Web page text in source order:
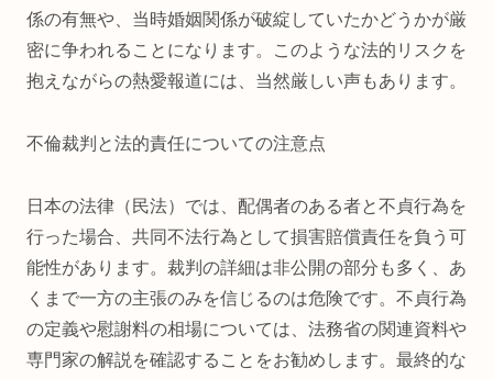
係の有無や、当時婚姻関係が破綻していたかどうかが厳
密に争われることになります。このような法的リスクを
抱えながらの熱愛報道には、当然厳しい声もあります。
不倫裁判と法的責任についての注意点
日本の法律（民法）では、配偶者のある者と不貞行為を
行った場合、共同不法行為として損害賠償責任を負う可
能性があります。裁判の詳細は非公開の部分も多く、あ
くまで一方の主張のみを信じるのは危険です。不貞行為
の定義や慰謝料の相場については、法務省の関連資料や
専門家の解説を確認することをお勧めします。最終的な